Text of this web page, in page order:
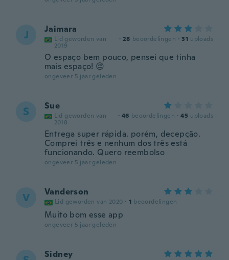
J Jaimara
Lid geworden van
2019
· 28 beoordelingen · 31 uploads
O espaço bem pouco, pensei que tinha
mais espaço! 😔
ongeveer 5 jaar geleden
S Sue
Lid geworden van
2018
· 46 beoordelingen · 45 uploads
Entrega super rápida. porém, decepção.
Comprei três e nenhum dos três está
funcionando. Quero reembolso
ongeveer 5 jaar geleden
V Vanderson
Lid geworden van 2020 · 1 beoordelingen
Muito bom esse app
ongeveer 5 jaar geleden
Sidney